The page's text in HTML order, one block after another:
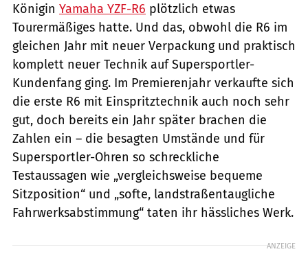
Königin Yamaha YZF-R6 plötzlich etwas
Tourermäßiges hatte. Und das, obwohl die R6 im
gleichen Jahr mit neuer Verpackung und praktisch
komplett neuer Technik auf Supersportler-
Kundenfang ging. Im Premierenjahr verkaufte sich
die erste R6 mit Einspritztechnik auch noch sehr
gut, doch bereits ein Jahr später brachen die
Zahlen ein – die besagten Umstände und für
Supersportler-Ohren so schreckliche
Testaussagen wie „vergleichsweise bequeme
Sitzposition“ und „softe, landstraßentaugliche
Fahrwerksabstimmung“ taten ihr hässliches Werk.
ANZEIGE